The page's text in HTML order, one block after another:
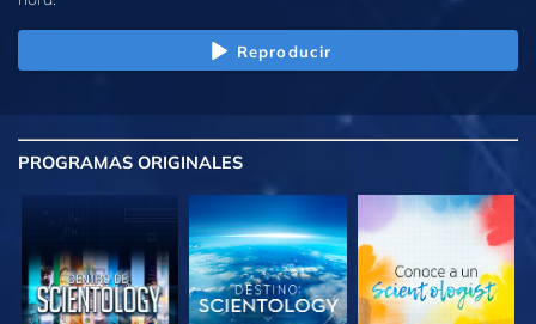
Reproducir
PROGRAMAS ORIGINALES